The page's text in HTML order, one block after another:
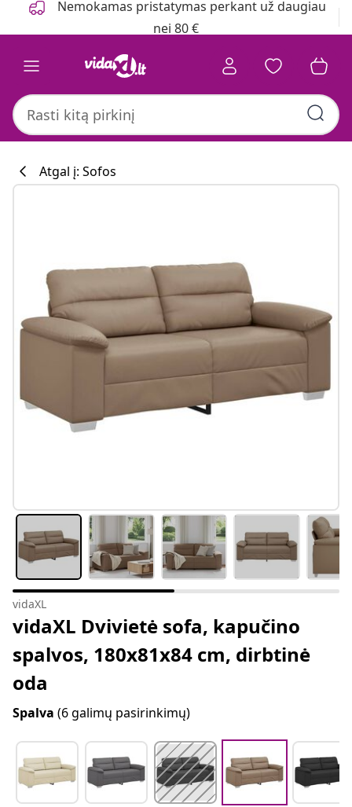
Nemokamas pristatymas perkant už daugiau
nei 80 €
Atgal į: Sofos
vidaXL
vidaXL Dvivietė sofa, kapučino
spalvos, 180x81x84 cm, dirbtinė
oda
Spalva (6 galimų pasirinkimų)